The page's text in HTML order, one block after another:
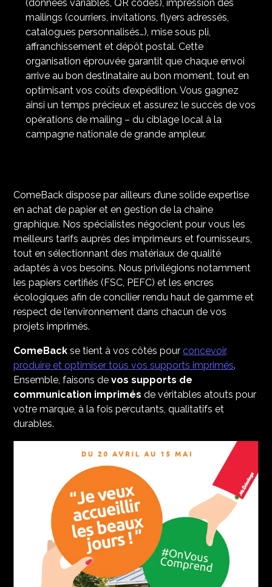
(données variables, QR codes), impression des
mailings (courriers, invitations, flyers adressés,
catalogues personnalisés…), mise sous pli,
affranchissement et dépôt postal. Cette
organisation éprouvée garantit que chaque envoi
arrive au bon destinataire au bon moment, tout en
optimisant vos coûts d’expédition. Vous gagnez
ainsi un temps précieux et assurez le succès de vos
opérations de mailing – du ciblage local à la
campagne nationale de grande ampleur.
ComeBack dispose par ailleurs d’une solide expertise
en achat de papier et en gestion de la chaîne
graphique. Nos spécialistes négocient pour vous les
meilleurs tarifs auprès des imprimeurs et fournisseurs,
tout en sélectionnant des matériaux de qualité
adaptés à vos besoins. Nous privilégions notamment
les papiers certifiés (FSC, PEFC) et les encres
écologiques afin de concilier rendu haut de gamme et
respect de l’environnement dans chacun de vos
projets imprimés.
ComeBack se tient à vos côtés pourconcevoir,
produire et optimiser tous vos supports imprimés.
Ensemble, faisons devos supports de
communication imprimés de véritables atouts pour
votre marque, à la fois percutants, qualitatifs et
durables.